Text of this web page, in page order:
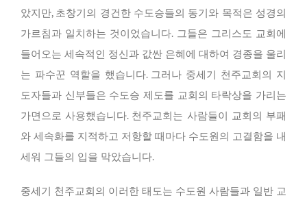
았지만, 초창기의 경건한 수도승들의 동기와 목적은 성경의
가르침과 일치하는 것이었습니다. 그들은 그리스도 교회에
들어오는 세속적인 정신과 값싼 은혜에 대하여 경종을 울리
는 파수꾼 역할을 했습니다. 그러나 중세기 천주교회의 지
도자들과 신부들은 수도승 제도를 교회의 타락상을 가리는
가면으로 사용했습니다. 천주교회는 사람들이 교회의 부패
와 세속화를 지적하고 저항할 때마다 수도원의 고결함을 내
세워 그들의 입을 막았습니다.
중세기 천주교회의 이러한 태도는 수도원 사람들과 일반 교